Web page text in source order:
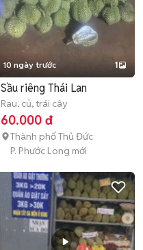
10 ngày trước 1
Sầu riêng Thái Lan
Rau, củ, trái cây
60.000 đ
Thành phố Thủ Đức
P. Phước Long mới